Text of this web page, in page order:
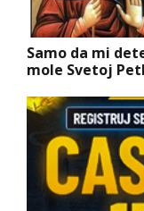
Samo da mi
mole Svetoj